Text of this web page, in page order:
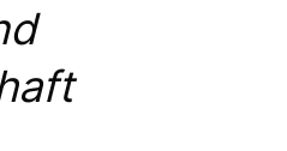
CDU-FRAKTION